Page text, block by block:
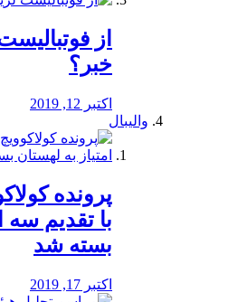
از
خبر؟
اکتبر 12, 2019
والیبال
پرونده
با تقدیم سه
بسته شد
اکتبر 17, 2019